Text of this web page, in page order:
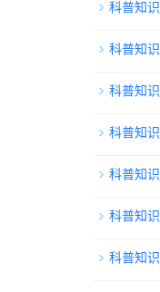
科普知识
科普知识
科普知识
科普知识
科普知识
科普知识
科普知识